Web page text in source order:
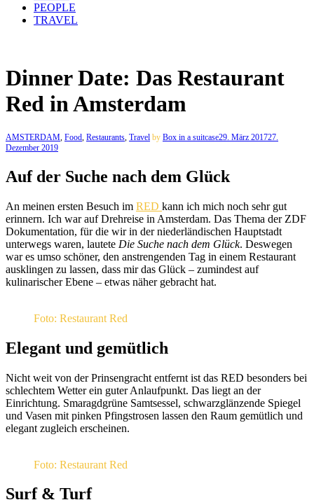
PEOPLE
TRAVEL
Dinner Date: Das Restaurant
Red in Amsterdam
AMSTERDAM, Food, Restaurants, Travel by Box in a suitcase29. März 201727.
Dezember 2019
Auf der Suche nach dem Glück
An meinen ersten Besuch im RED kann ich mich noch sehr gut
erinnern. Ich war auf Drehreise in Amsterdam. Das Thema der ZDF
Dokumentation, für die wir in der niederländischen Hauptstadt
unterwegs waren, lautete Die Suche nach dem Glück. Deswegen
war es umso schöner, den anstrengenden Tag in einem Restaurant
ausklingen zu lassen, dass mir das Glück – zumindest auf
kulinarischer Ebene – etwas näher gebracht hat.
Foto: Restaurant Red
Elegant und gemütlich
Nicht weit von der Prinsengracht entfernt ist das RED besonders bei
schlechtem Wetter ein guter Anlaufpunkt. Das liegt an der
Einrichtung. Smaragdgrüne Samtsessel, schwarzglänzende Spiegel
und Vasen mit pinken Pfingstrosen lassen den Raum gemütlich und
elegant zugleich erscheinen.
Foto: Restaurant Red
Surf & Turf